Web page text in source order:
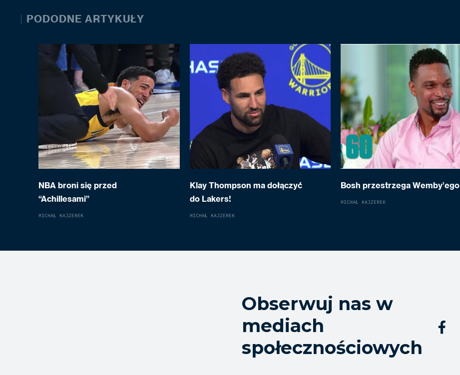
| PODODNE ARTYKUŁY
NBA broni się przed
“Achillesami”
MICHAŁ KAJZEREK
Klay Thompson ma dołączyć
do Lakers!
MICHAŁ KAJZEREK
Bosh przestrzega Wemby’ego
MICHAŁ KAJZEREK
Obserwuj nas w
mediach
społecznościowych
